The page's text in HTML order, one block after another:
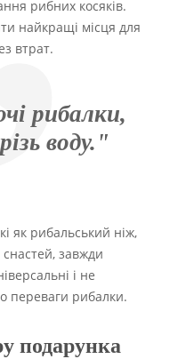
рибних косяків.
найкращі місця для
втрат.
рибалки,
воду."
як рибальський ніж,
завжди
і не
переваги рибалки.
подарунка